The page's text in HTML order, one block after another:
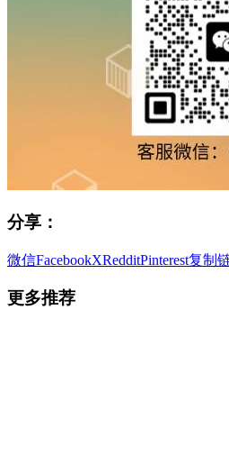
分享：
微信FacebookXRedditPinterest复制
更多推荐